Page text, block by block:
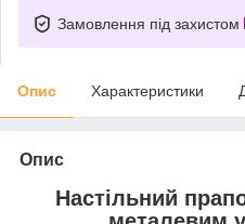
Замовлення під захистом
Опис Характеристики
Опис
Настільний